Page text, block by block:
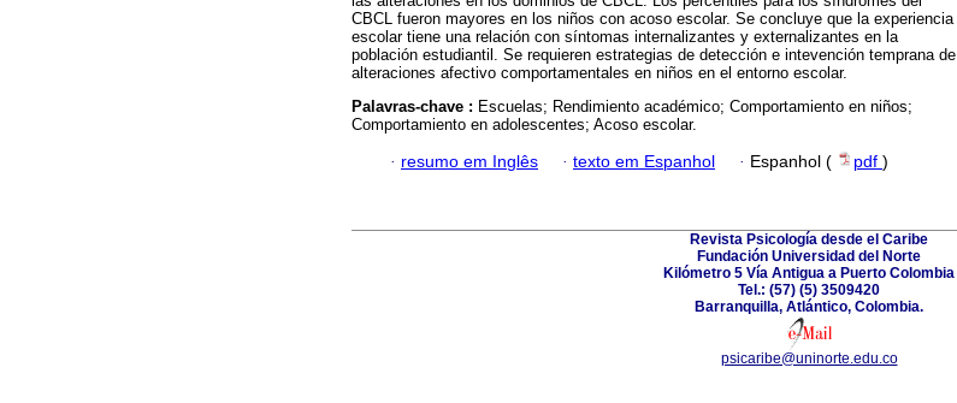
CBCL fueron mayores en los niños con acoso escolar. Se concluye que la experiencia
escolar tiene una relación con síntomas internalizantes y externalizantes en la
población estudiantil. Se requieren estrategias de detección e intevención temprana de
alteraciones afectivo comportamentales en niños en el entorno escolar.
Palavras-chave : Escuelas; Rendimiento académico; Comportamiento en niños;
Comportamiento en adolescentes; Acoso escolar.
· resumo em Inglês · texto em Espanhol · Espanhol ( pdf )
Revista Psicología desde el Caribe
Fundación Universidad del Norte
Kilómetro 5 Vía Antigua a Puerto Colombia
Tel.: (57) (5) 3509420
Barranquilla, Atlántico, Colombia.
psicaribe@uninorte.edu.co